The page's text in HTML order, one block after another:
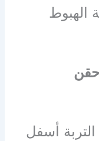
الهبوط
أسفل